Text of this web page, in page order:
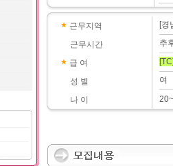
근무지역
근무시간
급 여
성 별
나 이
[경
추
여